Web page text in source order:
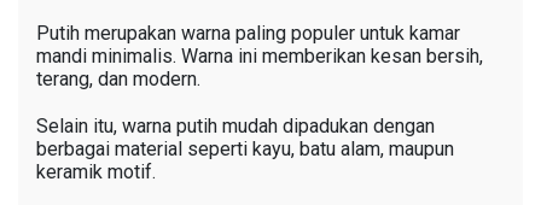
Putih merupakan warna paling populer untuk kamar
mandi minimalis. Warna ini memberikan kesan bersih,
terang, dan modern.
Selain itu, warna putih mudah dipadukan dengan
berbagai material seperti kayu, batu alam, maupun
keramik motif.